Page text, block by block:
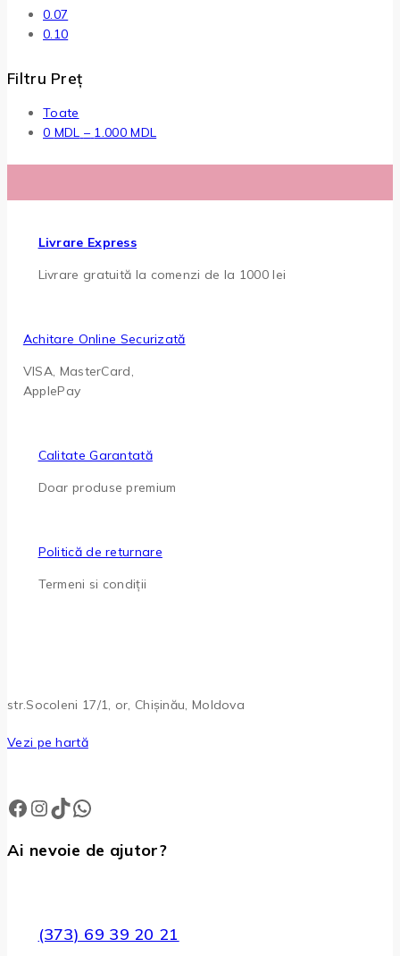
0.07
0.10
Filtru Preț
Toate
0 MDL – 1.000MDL
Livrare Express
Livrare gratuită la comenzi de la 1000 lei
Achitare Online Securizată
VISA, MasterCard,
ApplePay
Calitate Garantată
Doar produse premium
Politică de returnare
Termeni si condiții
str.Socoleni 17/1, or, Chișinău, Moldova
Vezi pe hartă
Facebook
Instagram
TikTok
WhatsApp
Ai nevoie de ajutor?
(373) 69 39 20 21